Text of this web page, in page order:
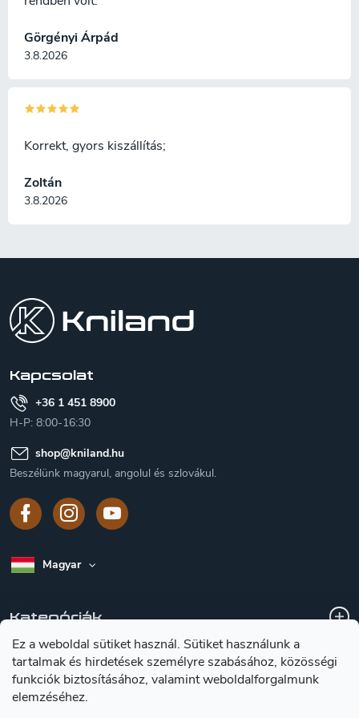
Ez a weboldal sütiket használ. Sütiket használunk a
tartalmak és hirdetések személyre szabásához, közösségi
funkciók biztosításához, valamint weboldalforgalmunk
elemzéséhez.
Görgényi Árpád
3.8.2026
Zoltán
3.8.2026
Korrekt, gyors kiszállítás;
Kapcsolat
+36 1 451 8900
H-P: 8:00-16:30
shop@kniland.hu
Beszélünk magyarul, angolul és szlovákul.
Magyar
Kategóriák
A vásárlásról